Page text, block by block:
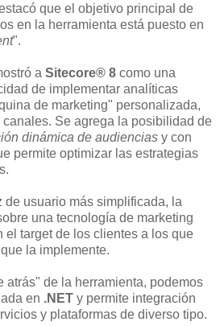
que el objetivo principal de
en la herramienta está puesto en
".
a Sitecore® 8 como una
de implementar analíticas
de marketing" personalizada,
Se agrega la posibilidad de
dinámica de audiencias y con
permite optimizar las estrategias
de usuario más simplificada, la
una tecnología de marketing
el target de los clientes a los que
la implemente.
atrás" de la herramienta, podemos
en .NET y permite integración
y plataformas de diverso tipo.